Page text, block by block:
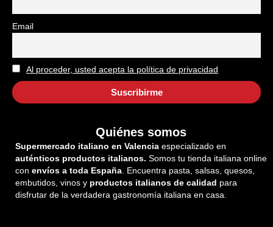
Email
Al proceder, usted acepta la política de privacidad
Quiénes somos
Supermercado italiano en Valencia especializado en
auténticos productos italianos. Somos tu tienda italiana online
con envíos a toda España . Encuentra pasta, salsas, quesos,
embutidos, vinos y productos italianos de calidad para
disfrutar de la verdadera gastronomía italiana en casa.